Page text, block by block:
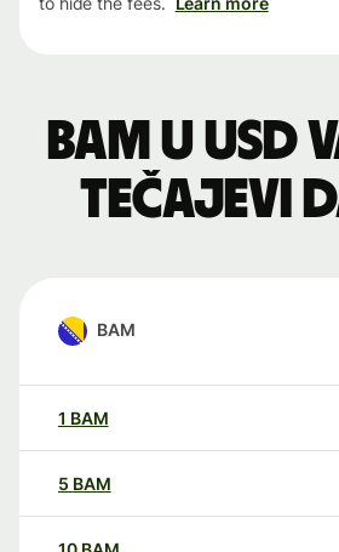
BAM u USD
tečajevi
BAM
1 BAM
5 BAM